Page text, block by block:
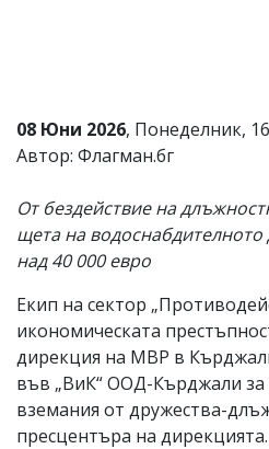
от
читателите
и
не
носи
отговорност
за
Ако
обиден
за
вас
коментар,
моля
сигнализирайте
08 Юни 2026, Понеделник,
Автор: Флагман.бг
От бездействие на
щета на
над 40 000 евро
Екип на сектор
икономическата
дирекция на МВР в
във „ВиК“ ООД-Кърджали за
вземания от дружества-
пресцентъра на дирекцията.